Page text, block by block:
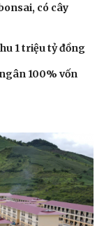
có cây
1 triệu tỷ đồng
100% vốn